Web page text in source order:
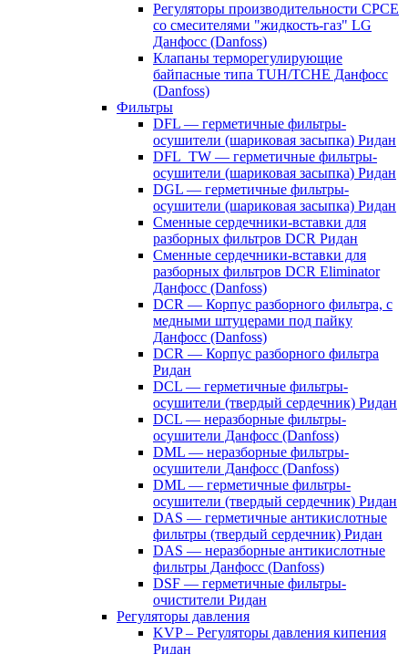
Регуляторы производительности CPCE
со смесителями "жидкость-газ" LG
Данфосс (Danfoss)
Клапаны терморегулирующие
байпасные типа TUH/TCHE Данфосс
(Danfoss)
Фильтры
DFL — герметичные фильтры-
осушители (шариковая засыпка) Ридан
DFL_TW — герметичные фильтры-
осушители (шариковая засыпка) Ридан
DGL — герметичные фильтры-
осушители (шариковая засыпка) Ридан
Сменные сердечники-вставки для
разборных фильтров DCR Ридан
Сменные сердечники-вставки для
разборных фильтров DCR Eliminator
Данфосс (Danfoss)
DCR — Корпус разборного фильтра, с
медными штуцерами под пайку
Данфосс (Danfoss)
DCR — Корпус разборного фильтра
Ридан
DCL — герметичные фильтры-
осушители (твердый сердечник) Ридан
DCL — неразборные фильтры-
осушители Данфосс (Danfoss)
DML — неразборные фильтры-
осушители Данфосс (Danfoss)
DML — герметичные фильтры-
осушители (твердый сердечник) Ридан
DAS — герметичные антикислотные
фильтры (твердый сердечник) Ридан
DAS — неразборные антикислотные
фильтры Данфосс (Danfoss)
DSF — герметичные фильтры-
очистители Ридан
Регуляторы давления
KVP – Регуляторы давления кипения
Ридан